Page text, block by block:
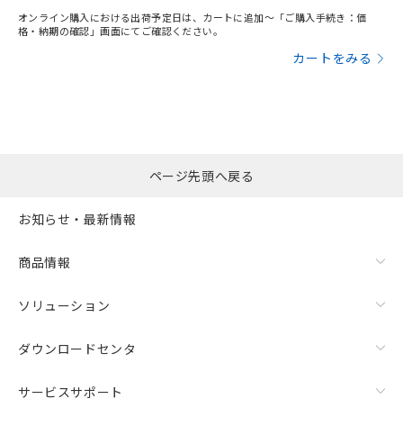
オンライン購入における出荷予定日は、カートに追加～「ご購入手続き：価
格・納期の確認」画面にてご確認ください。
カートをみる
ページ先頭へ戻る
お知らせ・最新情報
商品情報
ソリューション
ダウンロードセンタ
サービスサポート